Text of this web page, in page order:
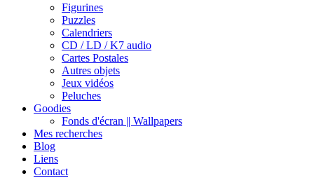
Figurines
Puzzles
Calendriers
CD / LD / K7 audio
Cartes Postales
Autres objets
Jeux vidéos
Peluches
Goodies
Fonds d'écran || Wallpapers
Mes recherches
Blog
Liens
Contact